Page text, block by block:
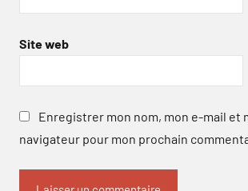
Site web
Enregistrer mon nom, mon e-mail et
navigateur pour mon prochain